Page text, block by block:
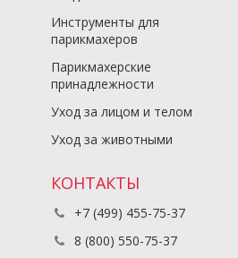
Инструменты для
парикмахеров
Парикмахерские
принадлежности
Уход за лицом и телом
Уход за животными
КОНТАКТЫ
+7 (499) 455-75-37
8 (800) 550-75-37